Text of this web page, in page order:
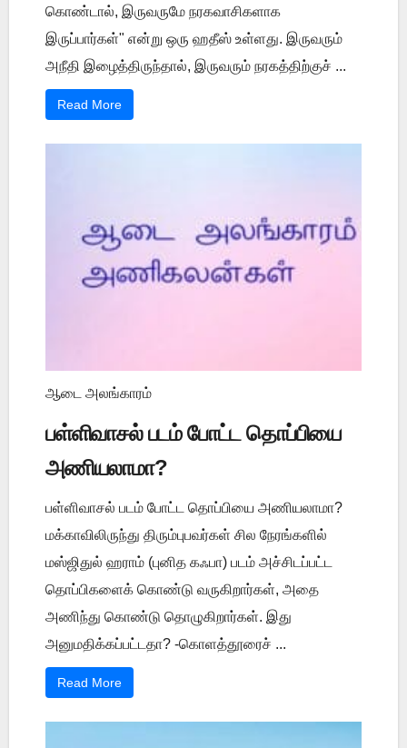
கொண்டால், இருவருமே நரகவாசிகளாக
இருப்பார்கள்" என்று ஒரு ஹதீஸ் உள்ளது. இருவரும்
அநீதி இழைத்திருந்தால், இருவரும் நரகத்திற்குச் ...
Read More
ஆடை அலங்காரம்
பள்ளிவாசல் படம் போட்ட தொப்பியை
அணியலாமா?
பள்ளிவாசல் படம் போட்ட தொப்பியை அணியலாமா?
மக்காவிலிருந்து திரும்புபவர்கள் சில நேரங்களில்
மஸ்ஜிதுல் ஹராம் (புனித கஃபா) படம் அச்சிடப்பட்ட
தொப்பிகளைக் கொண்டு வருகிறார்கள், அதை
அணிந்து கொண்டு தொழுகிறார்கள். இது
அனுமதிக்கப்பட்டதா? -கொளத்தூரைச் ...
Read More